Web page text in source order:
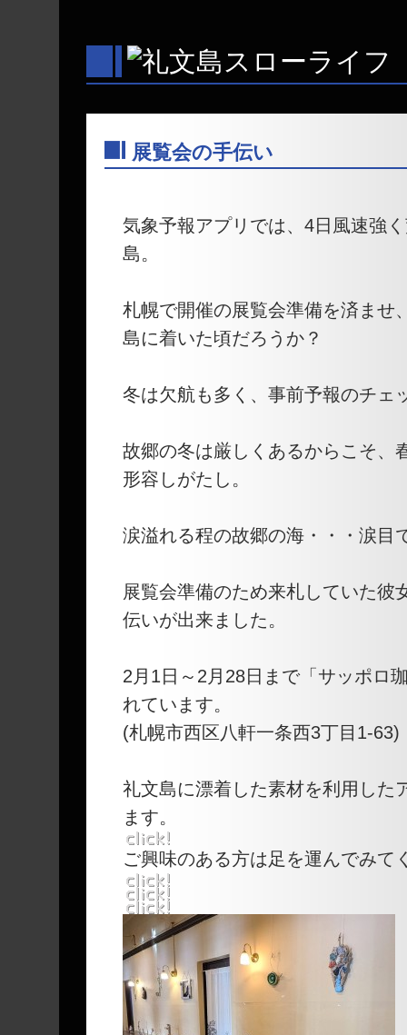
展覧会の手伝い
気象予報アプリでは、4日風速強
島。
札幌で開催の展覧会準備を済ませ
島に着いた頃だろうか？
冬は欠航も多く、事前予報のチェ
故郷の冬は厳しくあるからこそ、
形容しがたし。
涙溢れる程の故郷の海・・・涙目
展覧会準備のため来札していた彼
伝いが出来ました。
2月1日～2月28日まで「サッポロ
れています。
(札幌市西区八軒一条西3丁目1-63)
礼文島に漂着した素材を利用した
ます。
ご興味のある方は足を運んでみて